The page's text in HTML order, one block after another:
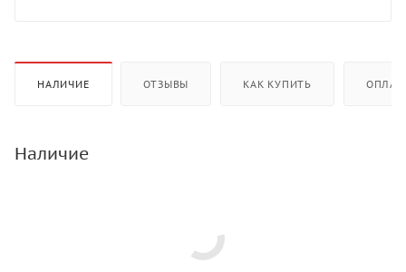
НАЛИЧИЕ ОТЗЫВЫ КАК КУПИТЬ
Наличие